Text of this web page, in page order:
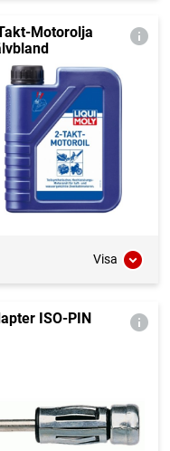
Motorolja
Visa
ISO-PIN